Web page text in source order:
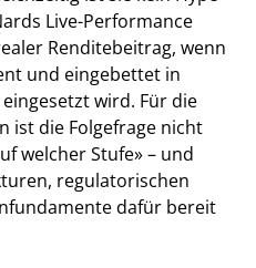
Live-Performance
Renditebeitrag, wenn
und eingebettet in
wird. Für die
ist die Folgefrage nicht
welcher Stufe» – und
regulatorischen
dafür bereit